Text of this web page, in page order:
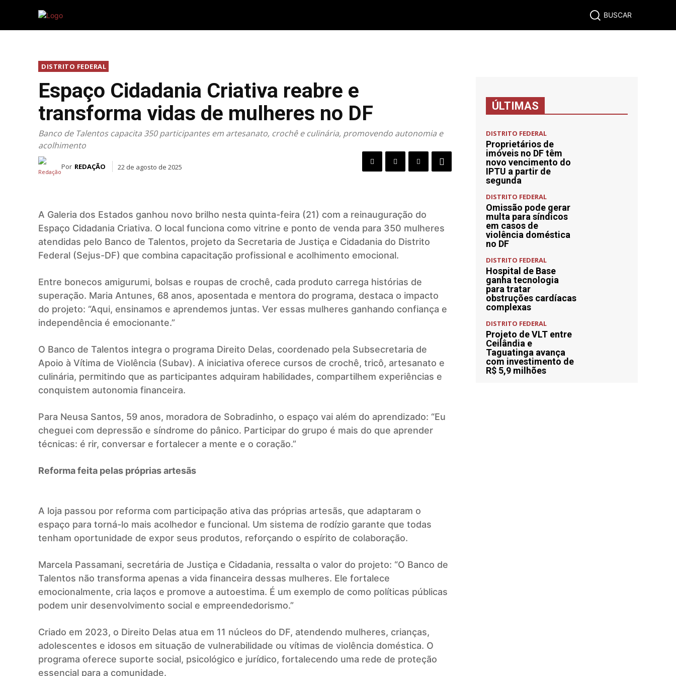
ESPORTES MUNDO
BUSCAR
DISTRITO FEDERAL
Espaço Cidadania Criativa reabre e
transforma vidas de mulheres no DF
Banco de Talentos capacita 350 participantes em artesanato, crochê e culinária, promovendo autonomia e
acolhimento
Por REDAÇÃO 22 de agosto de 2025
A Galeria dos Estados ganhou novo brilho nesta quinta-feira (21) com a reinauguração do
Espaço Cidadania Criativa. O local funciona como vitrine e ponto de venda para 350 mulheres
atendidas pelo Banco de Talentos, projeto da Secretaria de Justiça e Cidadania do Distrito
Federal (Sejus-DF) que combina capacitação profissional e acolhimento emocional.
Entre bonecos amigurumi, bolsas e roupas de crochê, cada produto carrega histórias de
superação. Maria Antunes, 68 anos, aposentada e mentora do programa, destaca o impacto
do projeto: “Aqui, ensinamos e aprendemos juntas. Ver essas mulheres ganhando confiança e
independência é emocionante.”
O Banco de Talentos integra o programa Direito Delas, coordenado pela Subsecretaria de
Apoio à Vítima de Violência (Subav). A iniciativa oferece cursos de crochê, tricô, artesanato e
culinária, permitindo que as participantes adquiram habilidades, compartilhem experiências e
conquistem autonomia financeira.
Para Neusa Santos, 59 anos, moradora de Sobradinho, o espaço vai além do aprendizado: “Eu
cheguei com depressão e síndrome do pânico. Participar do grupo é mais do que aprender
técnicas: é rir, conversar e fortalecer a mente e o coração.”
Reforma feita pelas próprias artesãs
A loja passou por reforma com participação ativa das próprias artesãs, que adaptaram o
espaço para torná-lo mais acolhedor e funcional. Um sistema de rodízio garante que todas
tenham oportunidade de expor seus produtos, reforçando o espírito de colaboração.
Marcela Passamani, secretária de Justiça e Cidadania, ressalta o valor do projeto: “O Banco de
Talentos não transforma apenas a vida financeira dessas mulheres. Ele fortalece
emocionalmente, cria laços e promove a autoestima. É um exemplo de como políticas públicas
podem unir desenvolvimento social e empreendedorismo.”
Criado em 2023, o Direito Delas atua em 11 núcleos do DF, atendendo mulheres, crianças,
adolescentes e idosos em situação de vulnerabilidade ou vítimas de violência doméstica. O
programa oferece suporte social, psicológico e jurídico, fortalecendo uma rede de proteção
essencial para a comunidade.
ÚLTIMAS
DISTRITO FEDERAL
Proprietários de
imóveis no DF têm
novo vencimento do
IPTU a partir de
segunda
DISTRITO FEDERAL
Omissão pode gerar
multa para síndicos
em casos de
violência doméstica
no DF
DISTRITO FEDERAL
Hospital de Base
ganha tecnologia
para tratar
obstruções cardíacas
complexas
DISTRITO FEDERAL
Projeto de VLT entre
Ceilândia e
Taguatinga avança
com investimento de
R$ 5,9 milhões